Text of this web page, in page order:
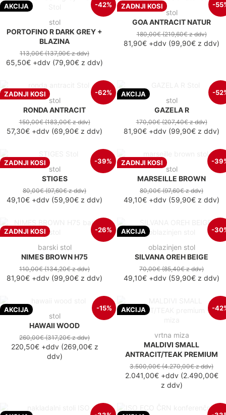
AKCIJA -42%
stol
PORTOFINO R DARK GREY +
BLAZINA
113,00€(137,90€z ddv)
65,50€ +ddv (79,90€ z ddv)
ZADNJI KOSI -
stol
GOA ANTRACIT NATUR
180,00€(219,60€z ddv)
81,90€ +ddv (99,90€ z ddv)
ZADNJI KOSI -62%
stol
RONDA ANTRACIT
150,00€(183,00€z ddv)
57,30€ +ddv (69,90€ z ddv)
AKCIJA -
stol
GAZELA R
170,00€(207,40€z ddv)
81,90€ +ddv (99,90€ z ddv)
ZADNJI KOSI -39%
stol
STIGES
80,00€(97,60€z ddv)
49,10€ +ddv (59,90€ z ddv)
ZADNJI KOSI -
stol
MARSEILLE BROWN
80,00€(97,60€z ddv)
49,10€ +ddv (59,90€ z ddv)
ZADNJI KOSI -26%
barski stol
NIMES BROWN H75
110,00€(134,20€z ddv)
81,90€ +ddv (99,90€ z ddv)
AKCIJA -
oblazinjen stol
SILVANA OREH BEIGE
70,00€(85,40€z ddv)
49,10€ +ddv (59,90€ z ddv)
AKCIJA -15%
stol
HAWAII WOOD
260,00€(317,20€z ddv)
220,50€+ddv(269,00€z
ddv)
AKCIJA -
vrtna miza
MALDIVI SMALL
ANTRACIT/TEAK PREMIUM
3.500,00€(4.270,00€z ddv)
2.041,00€+ddv(2.490,00€
z ddv)